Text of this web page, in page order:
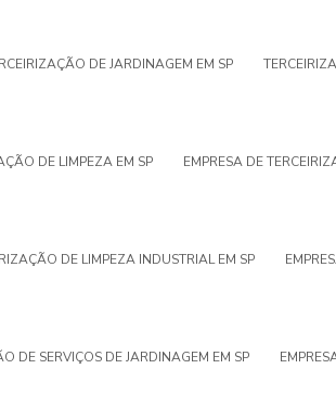
DE JARDINAGEM EM SP
DE LIMPEZA EM SP EMPRESA DE
DE LIMPEZA INDUSTRIAL EM SP
DE SERVIÇOS DE JARDINAGEM EM SP